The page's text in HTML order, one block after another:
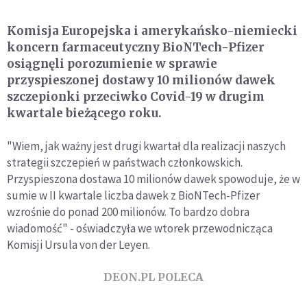
Komisja Europejska i amerykańsko-niemiecki
koncern farmaceutyczny BioNTech-Pfizer
osiągnęli porozumienie w sprawie
przyspieszonej dostawy 10 milionów dawek
szczepionki przeciwko Covid-19 w drugim
kwartale bieżącego roku.
"Wiem, jak ważny jest drugi kwartał dla realizacji naszych
strategii szczepień w państwach członkowskich.
Przyspieszona dostawa 10 milionów dawek spowoduje, że w
sumie w II kwartale liczba dawek z BioNTech-Pfizer
wzrośnie do ponad 200 milionów. To bardzo dobra
wiadomość" - oświadczyła we wtorek przewodnicząca
Komisji Ursula von der Leyen.
DEON.PL POLECA